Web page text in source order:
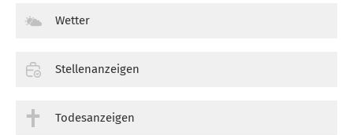
Wetter
Stellenanzeigen
Todesanzeigen